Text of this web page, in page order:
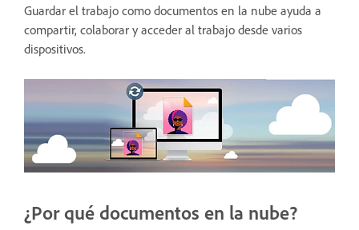
Guardar el trabajo como documentos en la nube ayuda a
compartir, colaborar y acceder al trabajo desde varios
dispositivos.
¿Por qué documentos en la nube?